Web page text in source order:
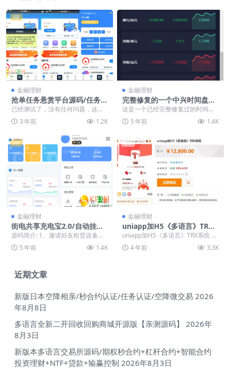
VIP
金融理财
抢单任务悬赏平台源码/任务悬
赏系统源码下载
已经测试了，没有任何问题，这款
是客户定制的市面上目前好像没
有，算是非常稀有的程序...
3 年前 1.2K
金融理财
完整修复的一个中兴时间盘源
码
这是一个已经完整修复过的时间盘
源码,接了免费的api。东西如下图:
5 年前 1.4K
VIP
金融理财
街电共享充电宝2.0/自动挂机
赚钱源码/仿云海广告云点
源码简介: 1、邀请好友租赁设备，
可获得2元/台提成，可获得下三级
购买设备提成（...
5 年前 1.4K
置顶
金融理财
uniapp加H5《多语言》TRX
系统 TRX系统 TRX理财 USDT
-TRX TRX挖矿源码「完整运
营」
uniapp加H5《多语言》TRX系统 TR
X系统 TRX理财 USDT-TRX...
4 年前 3.3K
近期文章
新版日本空降相亲/秒合约认证/任务认证/空降微交易 2026
年8月8日
多语言全新二开回收回购商城开源版【亲测源码】
2026年
8月3日
新版本多语言交易所源码/期权秒合约+杠杆合约+智能合约
投资理财+NTF+贷款+输赢控制 2026年8月3日